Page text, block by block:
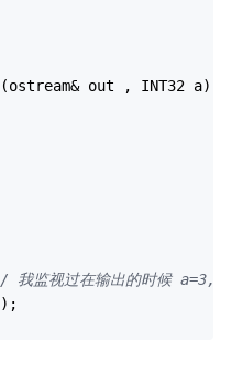
out , INT32 a)
我监视过在输出的时候 a=3, 在
);